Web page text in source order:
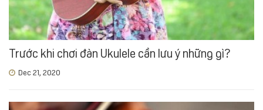
Trước khi chơi đàn Ukulele cần lưu ý những gì?
Dec 21, 2020